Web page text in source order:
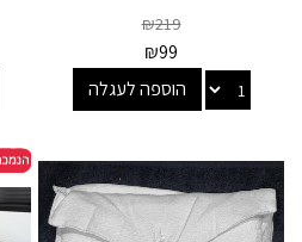
₪219
₪99
הוספה לעגלה